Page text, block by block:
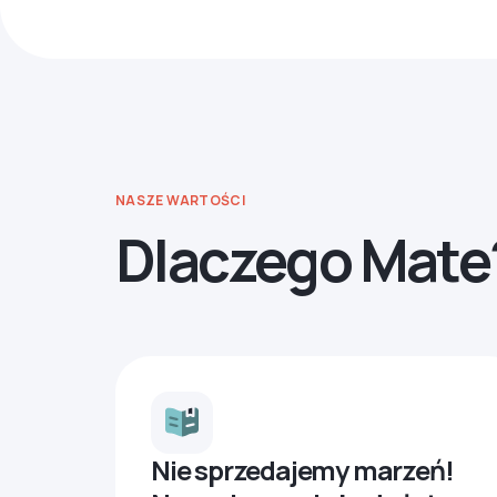
NASZE WARTOŚCI
Dlaczego
Nie sprzedajemy marzeń!